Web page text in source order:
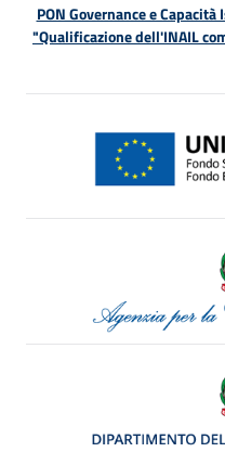
PON Governance e
"Qualificazione dell'INAIL